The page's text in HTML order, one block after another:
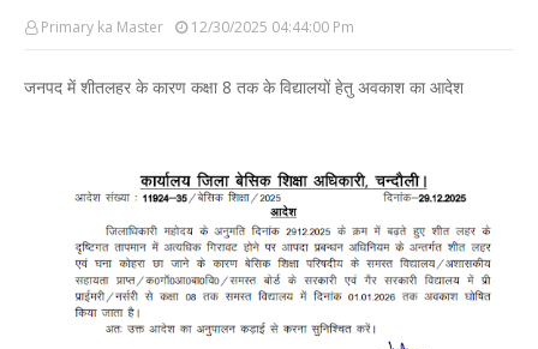
Primary ka Master 12/30/2025 04:44:00 Pm
जनपद में शीतलहर के कारण कक्षा 8 तक के विद्यालयों हेतु अवकाश का आदेश